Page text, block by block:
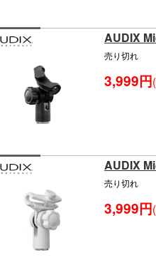
AUDIX
売り切れ
3,999円
AUDIX
売り切れ
3,999円